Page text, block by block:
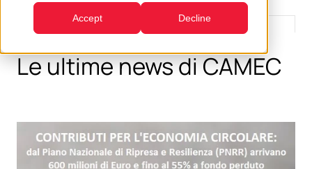
Accept Decline
Le ultime news di CAMEC